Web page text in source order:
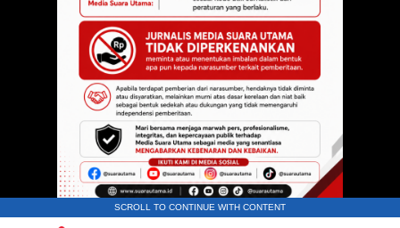
SCROLL TO CONTINUE WITH CONTENT